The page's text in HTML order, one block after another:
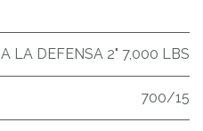
A LA DEFENSA 2" 7,000 LBS
700/15